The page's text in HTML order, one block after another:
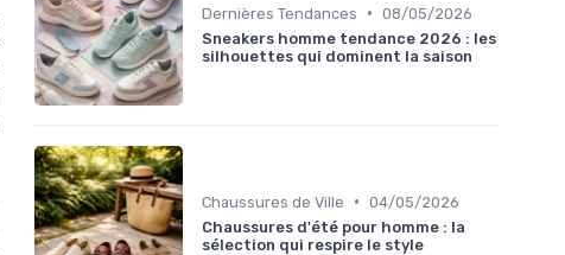
Dernières Tendances • 08/05/2026
Sneakers homme tendance 2026 : les
silhouettes qui dominent la saison
Chaussures de Ville • 04/05/2026
Chaussures d'été pour homme : la
sélection qui respire le style